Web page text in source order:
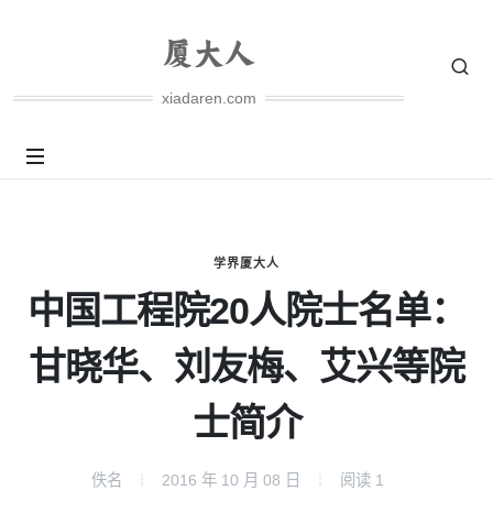
xiadaren.com
学界厦大人
中国工程院20人院士名单：
甘晓华、刘友梅、艾兴等院
士简介
佚名 2016 年 10 月 08 日 阅读 1